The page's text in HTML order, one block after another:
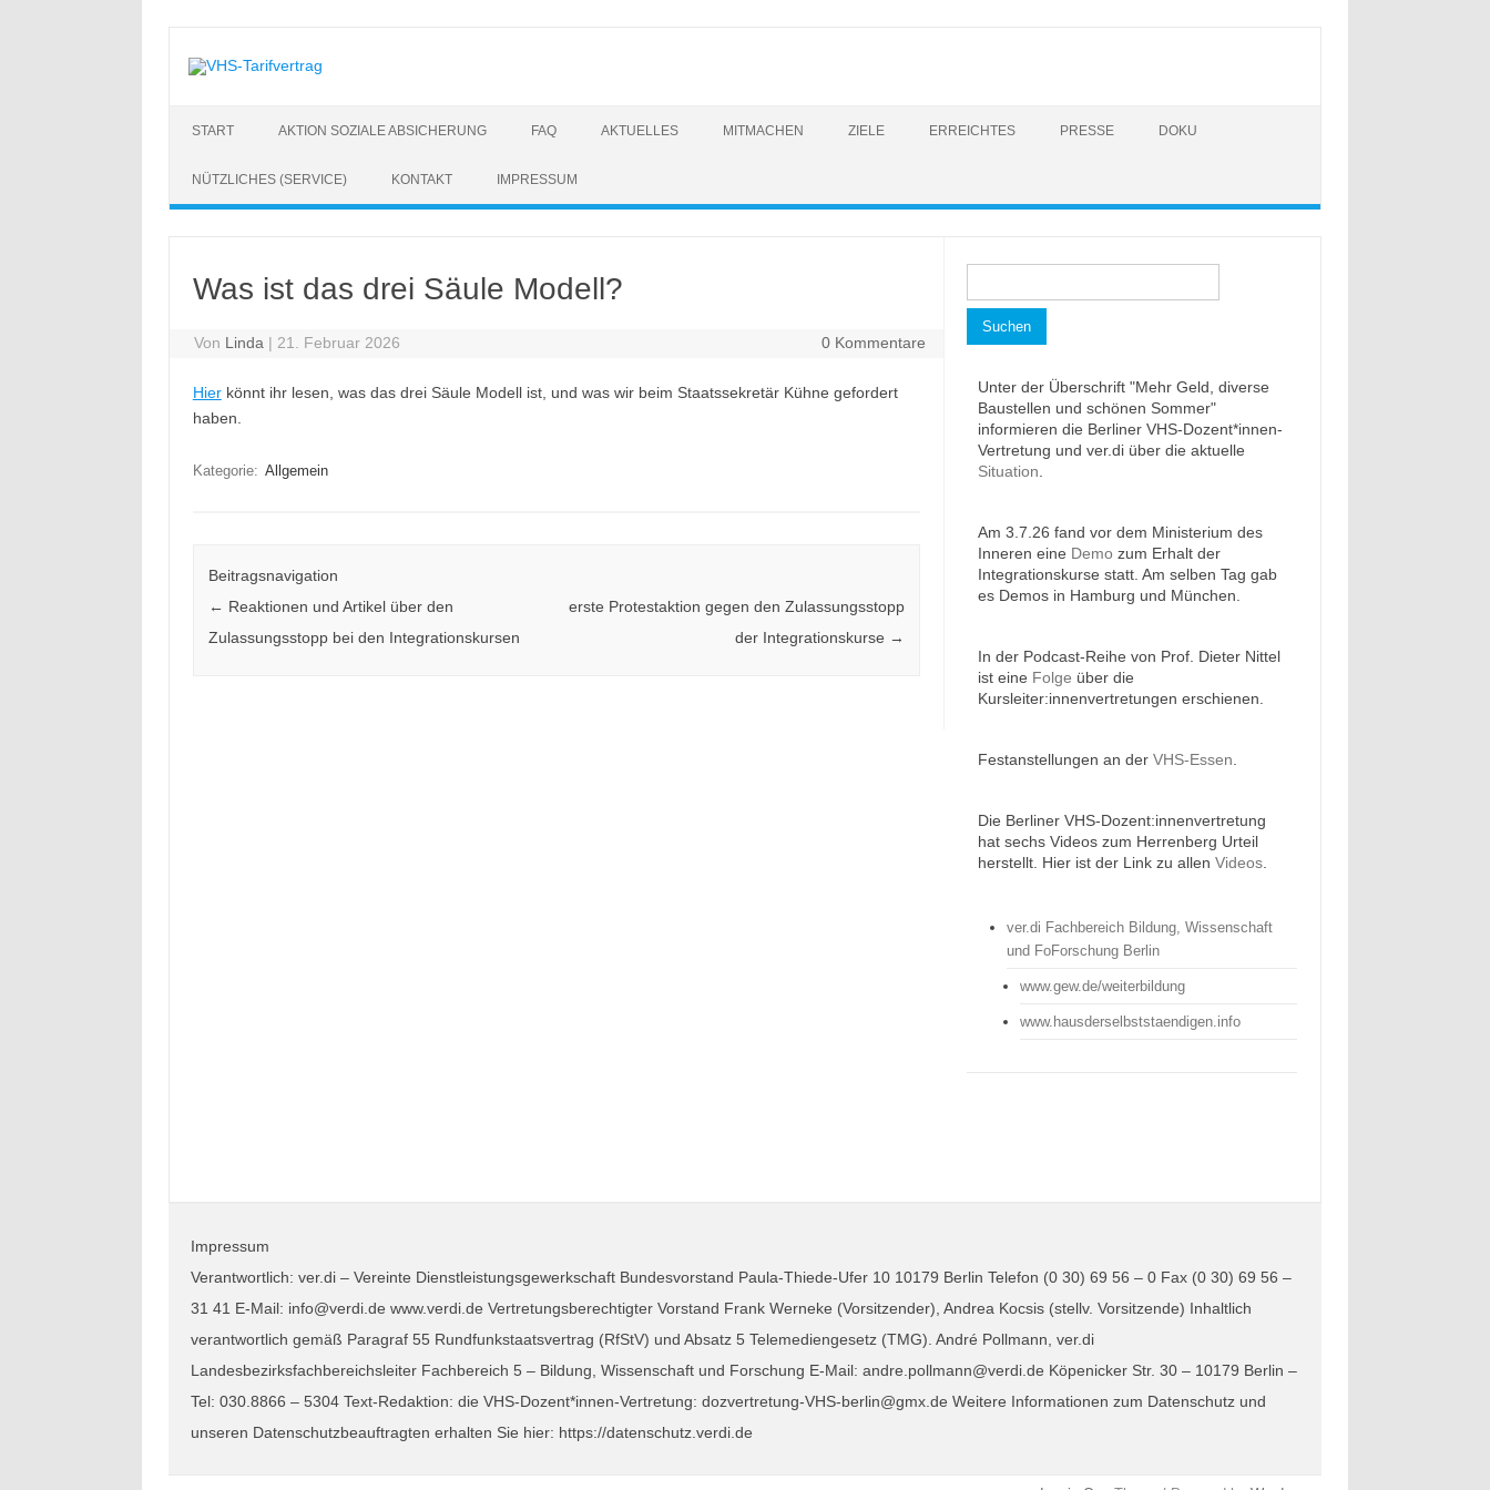
springen
START AKTION SOZIALE ABSICHERUNG FAQ AKTUELLES MITMACHEN ZIELE ERREICHTES PRESSE DOKU
NÜTZLICHES (SERVICE) KONTAKT IMPRESSUM
Was ist das drei Säule Modell?
Von Linda | 21. Februar 2026 0 Kommentare
Hierkönnt ihr lesen, was das drei Säule Modell ist, und was wir beim Staatssekretär Kühne gefordert
haben.
Kategorie: Allgemein
Beitragsnavigation
← Reaktionen und Artikel über den
Zulassungsstopp bei den Integrationskursen
erste Protestaktion gegen den Zulassungsstopp
der Integrationskurse →
nach:
Unter der Überschrift "Mehr Geld, diverse
Baustellen und schönen Sommer"
informieren die Berliner VHS-Dozent*innen-
Vertretung und ver.di über die aktuelle
Situation
Am 3.7.26 fand vor dem Ministerium des
Inneren eine Demozum Erhalt der
Integrationskurse statt. Am selben Tag gab
es Demos in Hamburg und München.
In der Podcast-Reihe von Prof. Dieter Nittel
ist eine Folge über die
Kursleiter:innenvertretungen erschienen.
Festanstellungen an derVHS-Essen
Die Berliner VHS-Dozent:innenvertretung
hat sechs Videos zum Herrenberg Urteil
herstellt. Hier ist der Link zu allenVideos
ver.di Fachbereich Bildung, Wissenschaft
und FoForschung Berlin
www.gew.de/weiterbildung
www.hausderselbststaendigen.info
Impressum
Verantwortlich: ver.di – Vereinte Dienstleistungsgewerkschaft Bundesvorstand Paula-Thiede-Ufer 10 10179 Berlin Telefon (0 30) 69 56 – 0 Fax (0 30) 69 56 –
31 41 E-Mail: info@verdi.de www.verdi.de Vertretungsberechtigter Vorstand Frank Werneke (Vorsitzender), Andrea Kocsis (stellv. Vorsitzende) Inhaltlich
verantwortlich gemäß Paragraf 55 Rundfunkstaatsvertrag (RfStV) und Absatz 5 Telemediengesetz (TMG). André Pollmann, ver.di
Landesbezirksfachbereichsleiter Fachbereich 5 – Bildung, Wissenschaft und Forschung E-Mail: andre.pollmann@verdi.de Köpenicker Str. 30 – 10179 Berlin –
Tel: 030.8866 – 5304 Text-Redaktion: die VHS-Dozent*innen-Vertretung: dozvertretung-VHS-berlin@gmx.de Weitere Informationen zum Datenschutz und
unseren Datenschutzbeauftragten erhalten Sie hier: https://datenschutz.verdi.de